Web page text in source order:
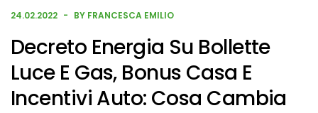
24.02.2022 BY FRANCESCA EMILIO
Decreto Energia Su Bollette
Luce E Gas, Bonus Casa E
Incentivi Auto: Cosa Cambia